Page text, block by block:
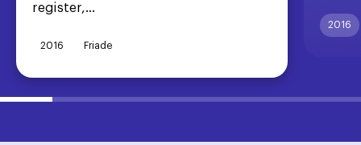
register,...
2016 Friade
2016